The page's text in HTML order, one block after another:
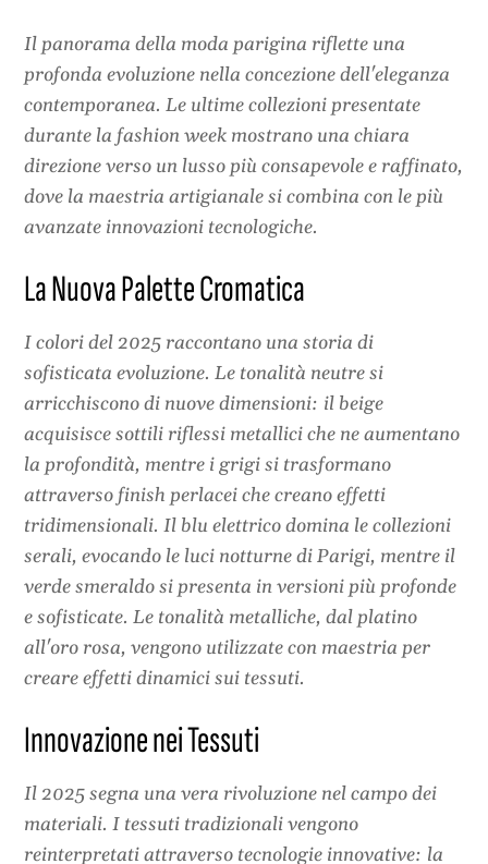
Il panorama della moda parigina riflette una
profonda evoluzione nella concezione dell'eleganza
contemporanea. Le ultime collezioni presentate
durante la fashion week mostrano una chiara
direzione verso un lusso più consapevole e raffinato,
dove la maestria artigianale si combina con le più
avanzate innovazioni tecnologiche.
La Nuova Palette Cromatica
I colori del 2025 raccontano una storia di
sofisticata evoluzione. Le tonalità neutre si
arricchiscono di nuove dimensioni: il beige
acquisisce sottili riflessi metallici che ne aumentano
la profondità, mentre i grigi si trasformano
attraverso finish perlacei che creano effetti
tridimensionali. Il blu elettrico domina le collezioni
serali, evocando le luci notturne di Parigi, mentre il
verde smeraldo si presenta in versioni più profonde
e sofisticate. Le tonalità metalliche, dal platino
all'oro rosa, vengono utilizzate con maestria per
creare effetti dinamici sui tessuti.
Innovazione nei Tessuti
Il 2025 segna una vera rivoluzione nel campo dei
materiali. I tessuti tradizionali vengono
reinterpretati attraverso tecnologie innovative: la